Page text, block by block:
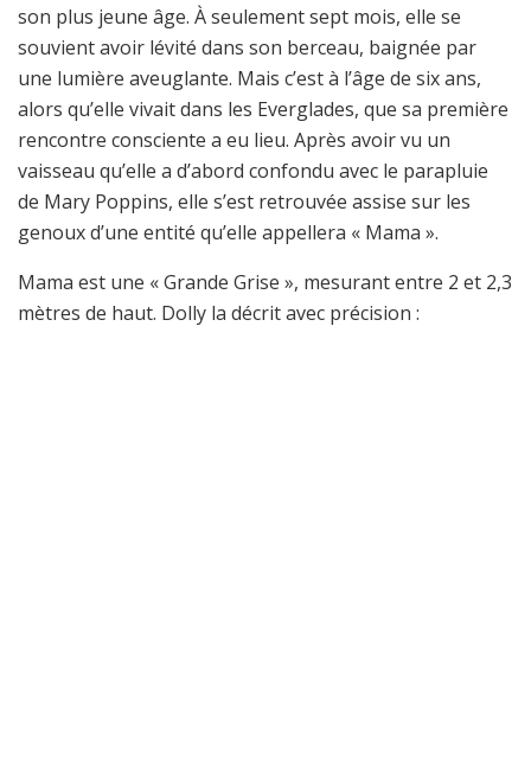
son plus jeune âge. À seulement sept mois, elle se
souvient avoir lévité dans son berceau, baignée par
une lumière aveuglante. Mais c’est à l’âge de six ans,
alors qu’elle vivait dans les Everglades, que sa première
rencontre consciente a eu lieu. Après avoir vu un
vaisseau qu’elle a d’abord confondu avec le parapluie
de Mary Poppins, elle s’est retrouvée assise sur les
genoux d’une entité qu’elle appellera « Mama ».
Mama est une « Grande Grise », mesurant entre 2 et 2,3
mètres de haut. Dolly la décrit avec précision :